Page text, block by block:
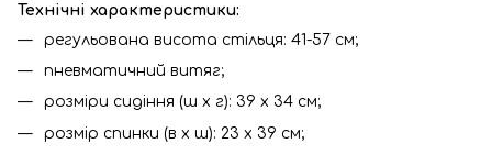
Технічні характеристики:
регульована висота стільця: 41-57 см;
пневматичний витяг;
розміри сидіння (ш х г): 39 х 34 см;
розмір спинки (в х ш): 23 х 39 см;